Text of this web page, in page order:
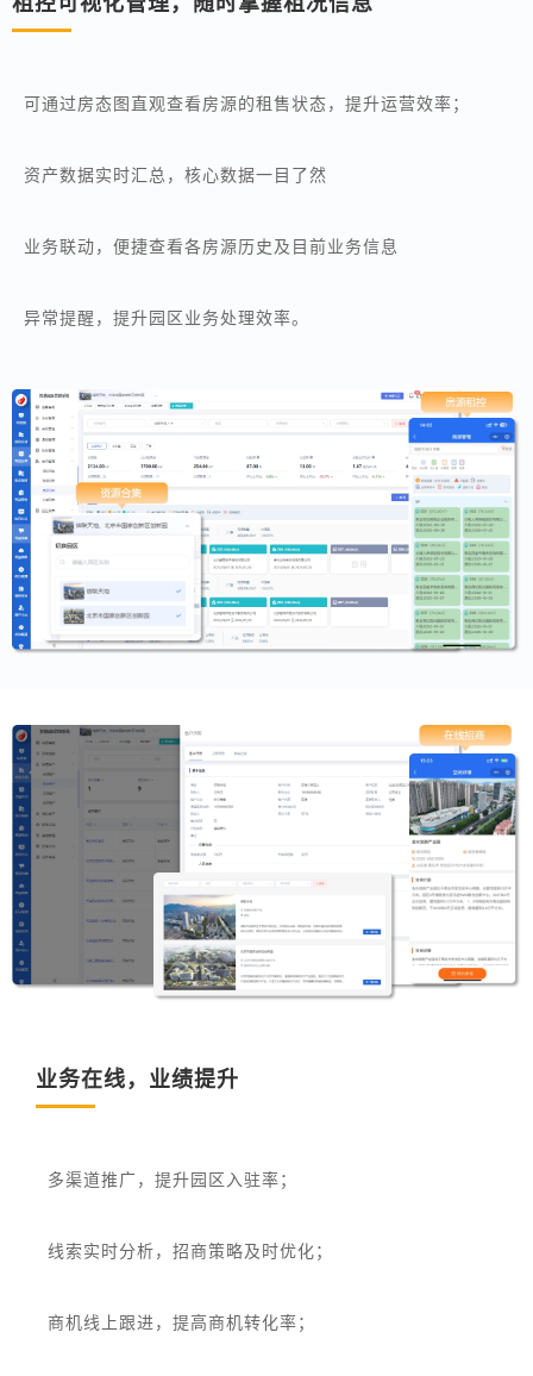
可通过房态图直观查看房源的租售状态，提升运营效率；
资产数据实时汇总，核心数据一目了然
业务联动，便捷查看各房源历史及目前业务信息
异常提醒，提升园区业务处理效率。
业务在线，业绩提升
多渠道推广，提升园区入驻率；
线索实时分析，招商策略及时优化；
商机线上跟进，提高商机转化率；